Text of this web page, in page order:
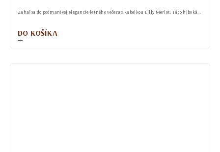
DO KOŠÍKA
Zahaľ sa do podmanivej elegancie letného večera s kabelkou Lilly Merlot. Táto hlboká...